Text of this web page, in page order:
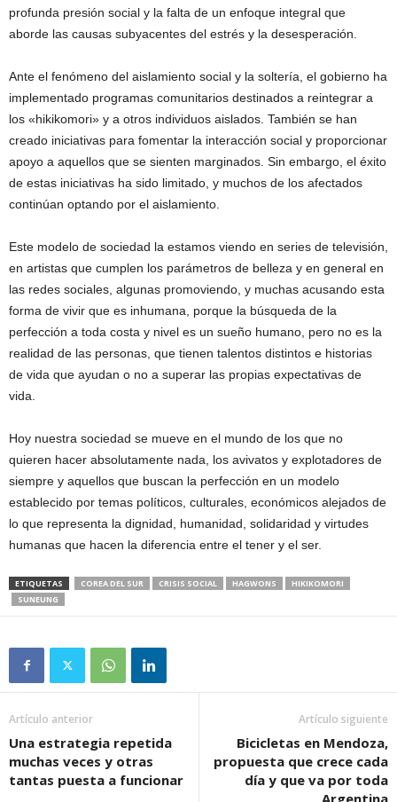
profunda presión social y la falta de un enfoque integral que
aborde las causas subyacentes del estrés y la desesperación.
Ante el fenómeno del aislamiento social y la soltería, el gobierno ha
implementado programas comunitarios destinados a reintegrar a
los «hikikomori» y a otros individuos aislados. También se han
creado iniciativas para fomentar la interacción social y proporcionar
apoyo a aquellos que se sienten marginados. Sin embargo, el éxito
de estas iniciativas ha sido limitado, y muchos de los afectados
continúan optando por el aislamiento.
Este modelo de sociedad la estamos viendo en series de televisión,
en artistas que cumplen los parámetros de belleza y en general en
las redes sociales, algunas promoviendo, y muchas acusando esta
forma de vivir que es inhumana, porque la búsqueda de la
perfección a toda costa y nivel es un sueño humano, pero no es la
realidad de las personas, que tienen talentos distintos e historias
de vida que ayudan o no a superar las propias expectativas de
vida.
Hoy nuestra sociedad se mueve en el mundo de los que no
quieren hacer absolutamente nada, los avivatos y explotadores de
siempre y aquellos que buscan la perfección en un modelo
establecido por temas políticos, culturales, económicos alejados de
lo que representa la dignidad, humanidad, solidaridad y virtudes
humanas que hacen la diferencia entre el tener y el ser.
ETIQUETAS COREA DEL SUR CRISIS SOCIAL HAGWONS
HIKIKOMORI
SUNEUNG
Artículo anterior
Una estrategia repetida
muchas veces y otras
tantas puesta a funcionar
Artículo siguiente
Bicicletas en Mendoza,
propuesta que crece cada
día y que va por toda